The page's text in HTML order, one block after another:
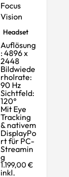
Focus
Vision
Headset
Auflösung
: 4896 x
2448
Bildwiede
rholrate:
90 Hz
Sichtfeld:
120°
Mit Eye
Tracking
& nativem
DisplayPo
rt für PC-
Streamin
g
1.199,00 €
inkl.